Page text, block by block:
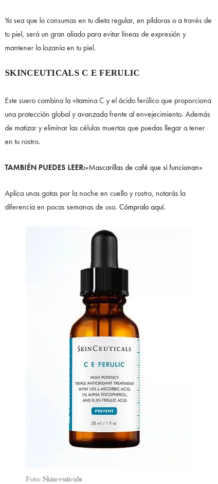
Ya sea que lo consumas en tu dieta regular, en píldoras o a través de
tu piel, será un gran aliado para evitar líneas de expresión y
mantener la lozanía en tu piel.
SKINCEUTICALS C E FERULIC
Este suero combina la vitamina C y el ácido ferúlico que proporciona
una protección global y avanzada frente al envejecimiento. Además
de matizar y eliminar las células muertas que puedas llegar a tener
en tu rostro.
TAMBIÉN PUEDES LEER:«Mascarillas de café que sí funcionan»
Aplica unas gotas por la noche en cuello y rostro, notarás la
diferencia en pocas semanas de uso. Cómpralo aquí.
Foto: Skinceuticals